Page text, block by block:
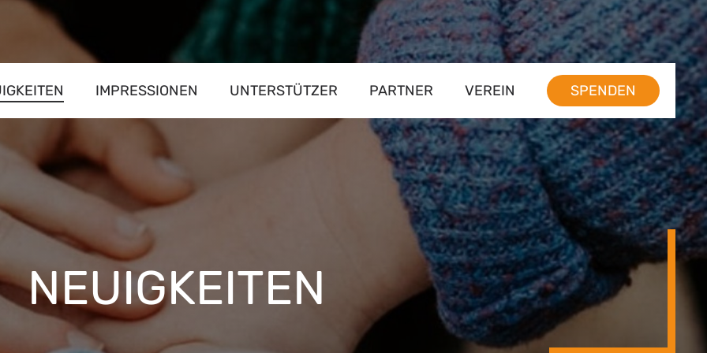
IMPRESSIONEN UNTERSTÜTZER PARTNER VEREIN SPENDEN
NEUIGKEITEN